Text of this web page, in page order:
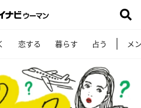
恋する 暮らす 占う メ